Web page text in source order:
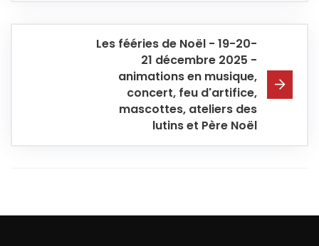
Les fééries de Noël - 19-20-
21 décembre 2025 -
animations en musique,
concert, feu d'artifice,
mascottes, ateliers des
lutins et Père Noël